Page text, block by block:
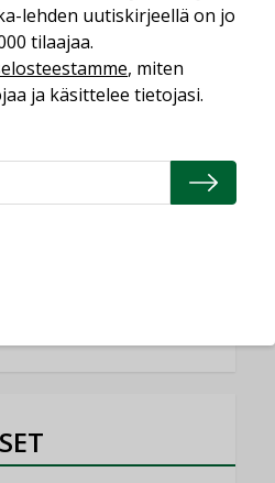
lehden uutiskirjeellä on jo
tilaajaa.
, miten
ja käsittelee tietojasi.